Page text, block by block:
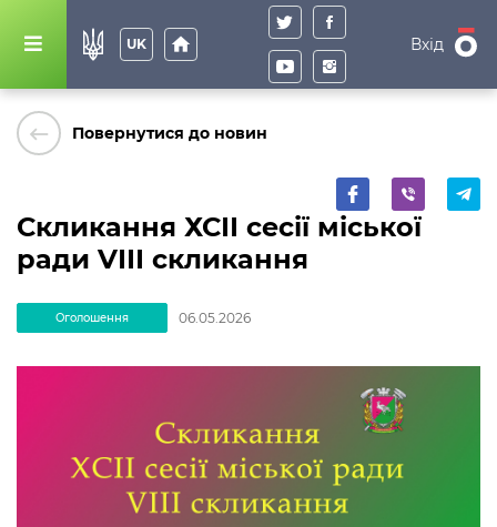
UK home Вхід
keyboard_backspace Повернутися до новин
Скликання ХСІІ сесії міської
ради VІІІ скликання
Оголошення 06.05.2026